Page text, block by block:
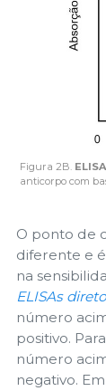
Figura 2B.
anticorpo com
O ponto de
diferente e
na
ELISAs
número
positivo.
número
negativo.